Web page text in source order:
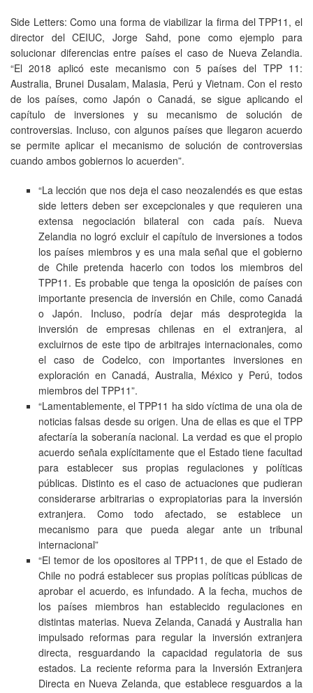
Side Letters: Como una forma de viabilizar la firma del TPP11, el
director del CEIUC, Jorge Sahd, pone como ejemplo para
solucionar diferencias entre países el caso de Nueva Zelandia.
“El 2018 aplicó este mecanismo con 5 países del TPP 11:
Australia, Brunei Dusalam, Malasia, Perú y Vietnam. Con el resto
de los países, como Japón o Canadá, se sigue aplicando el
capítulo de inversiones y su mecanismo de solución de
controversias. Incluso, con algunos países que llegaron acuerdo
se permite aplicar el mecanismo de solución de controversias
cuando ambos gobiernos lo acuerden”.
“La lección que nos deja el caso neozalendés es que estas
side letters deben ser excepcionales y que requieren una
extensa negociación bilateral con cada país. Nueva
Zelandia no logró excluir el capítulo de inversiones a todos
los países miembros y es una mala señal que el gobierno
de Chile pretenda hacerlo con todos los miembros del
TPP11. Es probable que tenga la oposición de países con
importante presencia de inversión en Chile, como Canadá
o Japón. Incluso, podría dejar más desprotegida la
inversión de empresas chilenas en el extranjera, al
excluirnos de este tipo de arbitrajes internacionales, como
el caso de Codelco, con importantes inversiones en
exploración en Canadá, Australia, México y Perú, todos
miembros del TPP11”.
“Lamentablemente, el TPP11 ha sido víctima de una ola de
noticias falsas desde su origen. Una de ellas es que el TPP
afectaría la soberanía nacional. La verdad es que el propio
acuerdo señala explícitamente que el Estado tiene facultad
para establecer sus propias regulaciones y políticas
públicas. Distinto es el caso de actuaciones que pudieran
considerarse arbitrarias o expropiatorias para la inversión
extranjera. Como todo afectado, se establece un
mecanismo para que pueda alegar ante un tribunal
internacional”
“El temor de los opositores al TPP11, de que el Estado de
Chile no podrá establecer sus propias políticas públicas de
aprobar el acuerdo, es infundado. A la fecha, muchos de
los países miembros han establecido regulaciones en
distintas materias. Nueva Zelanda, Canadá y Australia han
impulsado reformas para regular la inversión extranjera
directa, resguardando la capacidad regulatoria de sus
estados. La reciente reforma para la Inversión Extranjera
Directa en Nueva Zelanda, que establece resguardos a la